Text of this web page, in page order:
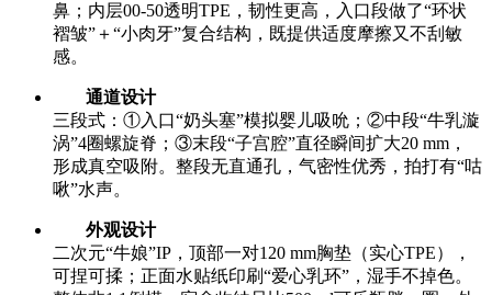
鼻；内层00-50透明TPE，韧性更高，入口段做了“环状
褶皱”＋“小肉牙”复合结构，既提供适度摩擦又不刮敏
感。
通道设计
三段式：①入口“奶头塞”模拟婴儿吸吮；②中段“牛乳漩
涡”4圈螺旋脊；③末段“子宫腔”直径瞬间扩大20 mm，
形成真空吸附。整段无直通孔，气密性优秀，拍打有“咕
啾”水声。
外观设计
二次元“牛娘”IP，顶部一对120 mm胸垫（实心TPE），
可捏可揉；正面水贴纸印刷“爱心乳环”，湿手不掉色。